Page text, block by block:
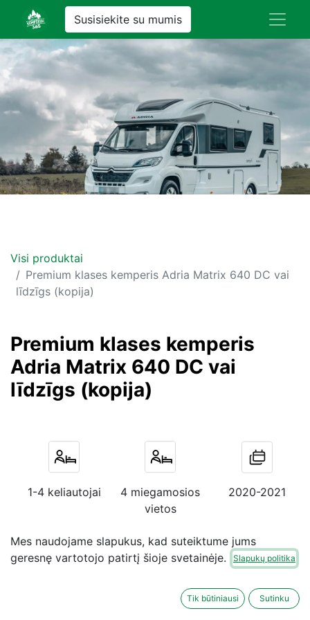
Susisiekite su mumis
Visi produktai
Premium klases kemperis Adria Matrix 640 DC vai
līdzīgs (kopija)
Premium klases kemperis
Adria Matrix 640 DC vai
līdzīgs (kopija)
1-4 keliautojai
4 miegamosios
vietos
2020-2021
vairuotojo
pažymėjimas
Mes naudojame slapukus, kad suteiktume jums
geresnę vartotojo patirtį šioje svetainėje.
Slapukų politika
Tik būtiniausi Sutinku